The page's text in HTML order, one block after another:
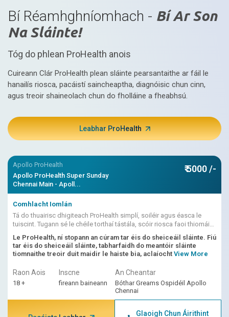
Bí Réamhghníomhach - Bí Ar Son
Na Sláinte!
Tóg do phlean ProHealth anois
Cuireann Clár ProHealth plean sláinte pearsantaithe ar fáil le
hanailís riosca, pacáistí saincheaptha, diagnóisic chun cinn,
agus treoir shaineolach chun do fholláine a fheabhsú.
Leabhar ProHealth
Apollo ProHealth
Apollo ProHealth Super Sunday
Chennai Main - Apoll...
₹ 5000 /-
Comhlacht Iomlán
Tá do thuairisc dhigiteach ProHealth simplí, soiléir agus éasca le
tuiscint. Tugann sé le chéile torthaí tástála, scóir riosca faoi thiomáint
Le ProHealth, ní stopann an cúram tar éis do sheiceáil sláinte. Fiú
tar éis do sheiceáil sláinte, tabharfaidh do meantóir sláinte
tiomnaithe treoir duit maidir le haiste bia, aclaíocht View More
Raon Aois
18 +
Inscne
fireann baineann
An Cheantar
Bóthar Greams Ospidéil Apollo
Chennai
Glaoigh Chun Áirithint